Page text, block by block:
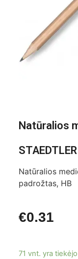
Natūralios
Natūralios
padrožtas, HB
€0.31
71 vnt. yra